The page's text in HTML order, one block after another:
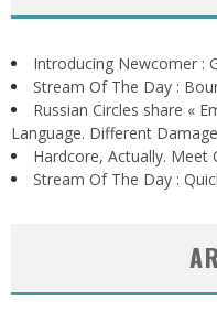
Introducing Newcomer :
Stream Of The Day :
Russian Circles share «
Language. Different
Hardcore, Actually. Meet
Stream Of The Day :